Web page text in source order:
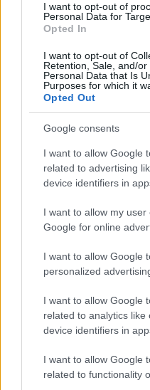
I want to opt-out of
Personal Data for
Opted In
I want to opt-out of
Retention, Sale, and/
Personal Data that Is
Purposes for which it
Opted Out
Google consents
I want to allow Google
related to advertising
device identifiers in
I want to allow my
Google for online
I want to allow Google
personalized
I want to allow Google
related to analytics like
device identifiers in
I want to allow Google
related to functionality
αυτόν τον πλοηγό για την
ΠΙΣΩ ΣΕ Παιχνίδι Πάντα
Σχετικά προϊόντα
Ανταλλαγή μπάλας
Γνωριμίας
Βαθμολογήθηκε με0από 5
Υλικά Μπάλα ή κουβάρι
Λυκόπουλα ανταλλάσσουν τη
Λυκόπουλου στο
Δείχνω το παιδί
Γνωριμίας
από 5
Τα Λυκόπουλα τρέχουν
όνομα και το Λυκόπουλο που
Η καλή σου η κουβέντα!